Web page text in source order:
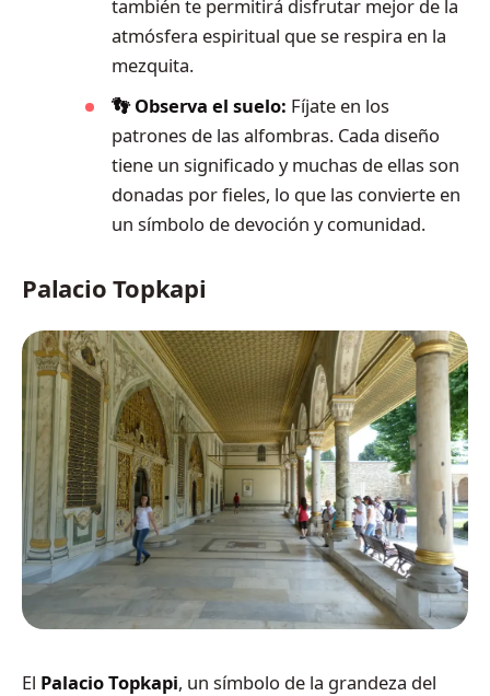
también te permitirá disfrutar mejor de la
atmósfera espiritual que se respira en la
mezquita.
👣 Observa el suelo: Fíjate en los
patrones de las alfombras. Cada diseño
tiene un significado y muchas de ellas son
donadas por fieles, lo que las convierte en
un símbolo de devoción y comunidad.
Palacio Topkapi
El Palacio Topkapi, un símbolo de la grandeza del